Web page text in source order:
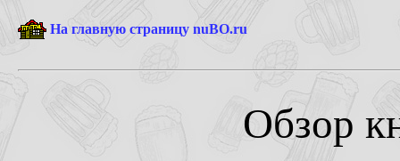
На главную страницу nuBO.ru
Обзор